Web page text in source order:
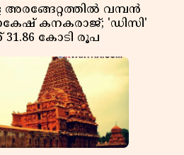
വമ്പൻ
കനകരാജ്; 'ഡിസി'
31.86 കോടി രൂപ